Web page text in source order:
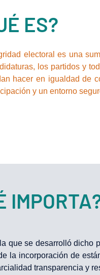
ES?
electoral es una
los partidos y
hacer en igualdad de
y un entorno
se desarrolló dicho
la incorporación de
transparencia y